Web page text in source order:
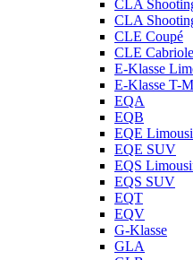
CLA
CLA
CLE Coupé
CLE
E-Klasse
E-Klasse T-
EQA
EQB
EQE
EQE SUV
EQS
EQS SUV
EQT
EQV
G-Klasse
GLA